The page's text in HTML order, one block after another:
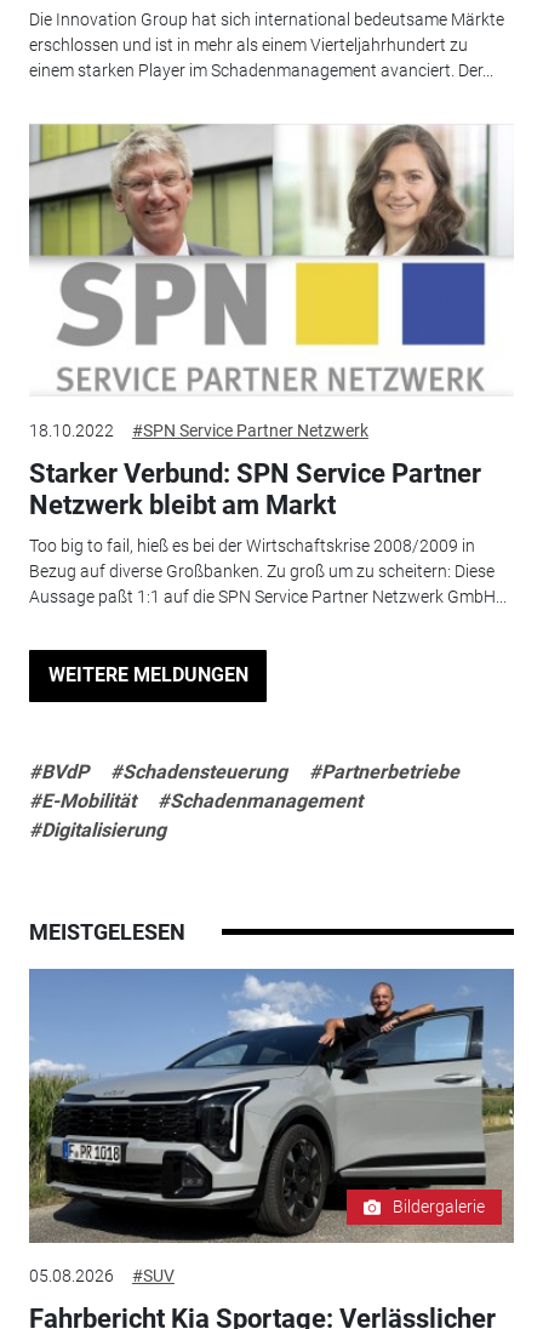
Die Innovation Group hat sich international bedeutsame Märkte
erschlossen und ist in mehr als einem Vierteljahrhundert zu
einem starken Player im Schadenmanagement avanciert. Der...
18.10.2022 #SPN Service Partner Netzwerk
Starker Verbund: SPN Service Partner
Netzwerk bleibt am Markt
Too big to fail, hieß es bei der Wirtschaftskrise 2008/2009 in
Bezug auf diverse Großbanken. Zu groß um zu scheitern: Diese
Aussage paßt 1:1 auf die SPN Service Partner Netzwerk GmbH...
WEITERE MELDUNGEN
#BVdP #Schadensteuerung
#Partnerbetriebe
#E-Mobilität
#Schadenmanagement
#Digitalisierung
MEISTGELESEN
Bildergalerie
05.08.2026 #SUV
Fahrbericht Kia Sportage: Verlässlicher